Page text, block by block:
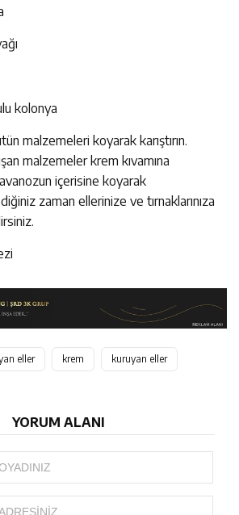
kolonya
malzemeleri koyarak karıştırın.
malzemeler krem kıvamına
içerisine koyarak
zaman ellerinize ve tırnaklarınıza
eller krem kuruyan eller
YORUM ALANI